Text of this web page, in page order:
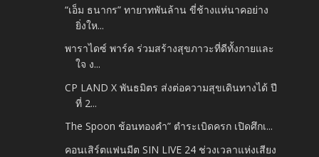
“เอ็ม ธนากร” ทายาทพันล้าน ขี่ช้างแห่นาคอย่าง
ยิ่งให...
พาราไดซ์ พาร์ค ร่วมสร้างสุขภาวะที่ดีทั้งกายและ
ใจ ง...
CP LAND X พันธมิตร ส่งต่อความสุขเดินทางได้ ปี
ที่ 2...
The Spoon ช้อนทองคำ” ตำระเบิดครก เปิดศึกเ...
คอนเสิร์ตแฟนมีต SIN LIVE 24 ช่วงเวลาแห่งเสียง